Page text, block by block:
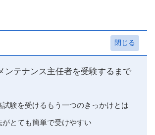
ンテナンス主任者を受験するまで
試験を受けるもう一つのきっかけとは
がとても簡単で受けやすい